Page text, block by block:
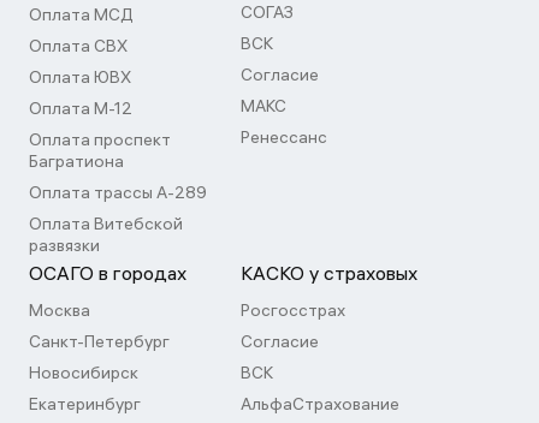
Оплата МСД
Оплата СВХ
Оплата ЮВХ
Оплата М-12
Оплата проспект
Багратиона
Оплата трассы А-289
Оплата Витебской
развязки
СОГАЗ
ВСК
Согласие
МАКС
Ренессанс
ОСАГО в городах
Москва
Санкт-Петербург
Новосибирск
Екатеринбург
КАСКО у страховых
Росгосстрах
Согласие
ВСК
АльфаСтрахование